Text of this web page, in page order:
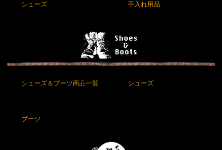
シューズ 手入れ用品
シューズ＆ブーツ商品一覧 シューズ
ブーツ